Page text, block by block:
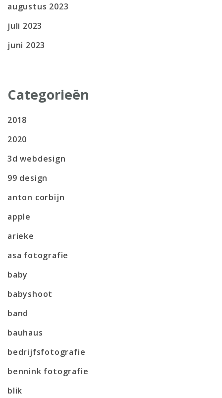
augustus 2023
juli 2023
juni 2023
Categorieën
2018
2020
3d webdesign
99 design
anton corbijn
apple
arieke
asa fotografie
baby
babyshoot
band
bauhaus
bedrijfsfotografie
bennink fotografie
blik